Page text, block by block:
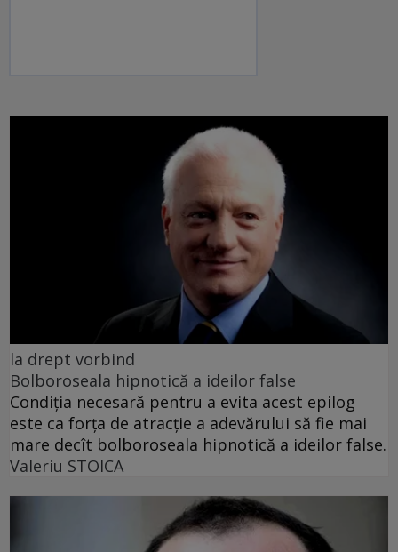
la drept vorbind
Bolboroseala hipnotică a ideilor false
Condiția necesară pentru a evita acest epilog
este ca forța de atracție a adevărului să fie mai
mare decît bolboroseala hipnotică a ideilor false.
Valeriu STOICA